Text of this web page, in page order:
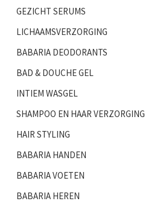
GEZICHT SERUMS
LICHAAMSVERZORGING
BABARIA DEODORANTS
BAD & DOUCHE GEL
INTIEM WASGEL
SHAMPOO EN HAAR VERZORGING
HAIR STYLING
BABARIA HANDEN
BABARIA VOETEN
BABARIA HEREN